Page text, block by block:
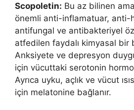
Scopoletin: Bu az bilinen
önemli anti-inflamatuar, anti-
antifungal ve antibakteriyel
atfedilen faydalı kimyasal bir
Anksiyete ve depresyon
için vücuttaki serotonin
Ayrıca uyku, açlık ve vücut
için melatonine bağlanır.